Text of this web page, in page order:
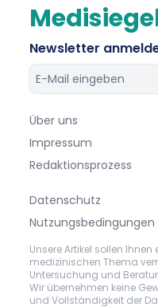
Newsletter
Über uns
Impressum
Redaktionsprozess
Datenschutz
Nutzungsbedingungen
Unsere Artikel sollen
medizinischen Thema
Untersuchung und
Wir übernehmen keine
und Vollständigkeit der